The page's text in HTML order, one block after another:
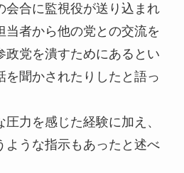
会合に監視役が送り込まれ
当者から他の党との交流を
政党を潰すためにあるとい
を聞かされたりしたと語っ
力を感じた経験に加え、
ような指示もあったと述べ